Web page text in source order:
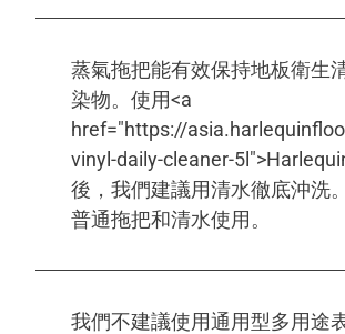
蒸氣拖把能有效保持地板衛生
染物。使用<a
href="https://
vinyl-daily-cleaner-
後，我們建議用清水徹底沖洗
普通拖把和清水使用。
我們不建議使用通用型多用途